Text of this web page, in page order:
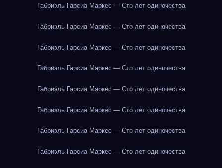
Габриэль Гарсиа Маркес — Сто лет одиночества
Габриэль Гарсиа Маркес — Сто лет одиночества
Габриэль Гарсиа Маркес — Сто лет одиночества
Габриэль Гарсиа Маркес — Сто лет одиночества
Габриэль Гарсиа Маркес — Сто лет одиночества
Габриэль Гарсиа Маркес — Сто лет одиночества
Габриэль Гарсиа Маркес — Сто лет одиночества
Габриэль Гарсиа Маркес — Сто лет одиночества